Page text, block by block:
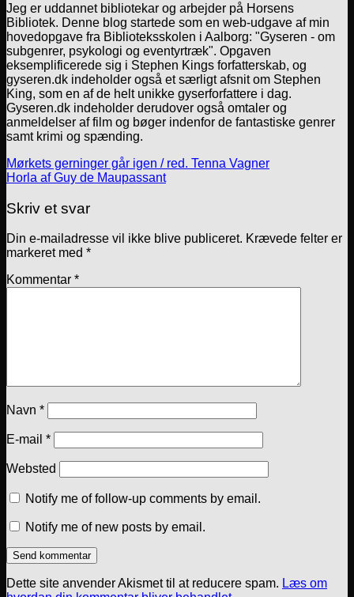
Jeg er uddannet bibliotekar og arbejder på Horsens
Bibliotek. Denne blog startede som en web-udgave af min
hovedopgave fra Biblioteksskolen i Aalborg: "Gyseren - om
subgenrer, psykologi og eventyrtræk". Opgaven
eksemplificerede sig i Stephen Kings forfatterskab, og
gyseren.dk indeholder også et særligt afsnit om Stephen
King, som en af de helt unikke gyserforfattere i dag.
Gyseren.dk indeholder derudover også omtaler og
anmeldelser af film og bøger indenfor de fantastiske genrer
samt krimi og spænding.
Mørkets gerninger går igen / red. Tenna Vagner
Horla af Guy de Maupassant
Skriv et svar
Din e-mailadresse vil ikke blive publiceret. Krævede felter er
markeret med *
Kommentar *
Navn *
E-mail *
Websted
Notify me of follow-up comments by email.
Notify me of new posts by email.
Dette site anvender Akismet til at reducere spam. Læs om